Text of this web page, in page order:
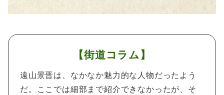
【街道コラム】
遠山景晋は、なかなか魅力的な人物だったよう
だ。ここでは細部まで紹介できなかったが、そ